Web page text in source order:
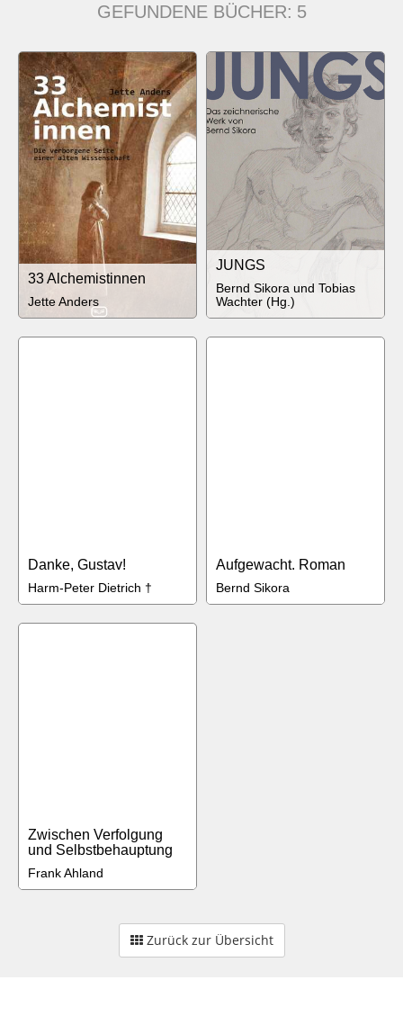
GEFUNDENE BÜCHER: 5
33 Alchemistinnen
Jette Anders
JUNGS
Bernd Sikora und Tobias
Wachter (Hg.)
Danke, Gustav!
Harm-Peter Dietrich †
Aufgewacht. Roman
Bernd Sikora
Zwischen Verfolgung
und Selbstbehauptung
Frank Ahland
Zurück zur Übersicht